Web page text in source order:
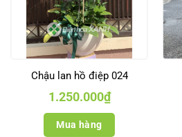
Chậu lan hồ điệp 024
1.250.000₫
Mua hàng